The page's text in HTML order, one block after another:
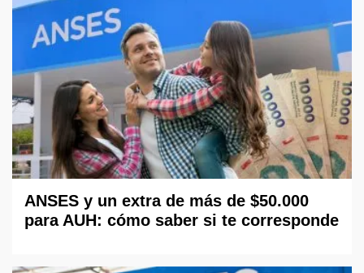
ANSES y un extra de más de $50.000
para AUH: cómo saber si te corresponde